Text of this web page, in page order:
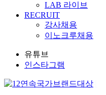
LAB 라이브
RECRUIT
강사채용
이노크루채용
유튜브
인스타그램